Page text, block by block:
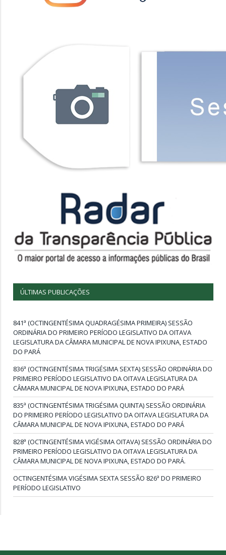
ÚLTIMAS PUBLICAÇÕES
841ª (OCTINGENTÉSIMA QUADRAGÉSIMA PRIMEIRA) SESSÃO
ORDINÁRIA DO PRIMEIRO PERÍODO LEGISLATIVO DA OITAVA
LEGISLATURA DA CÂMARA MUNICIPAL DE NOVA IPIXUNA, ESTADO
DO PARÁ
836ª (OCTINGENTÉSIMA TRIGÉSIMA SEXTA) SESSÃO ORDINÁRIA DO
PRIMEIRO PERÍODO LEGISLATIVO DA OITAVA LEGISLATURA DA
CÂMARA MUNICIPAL DE NOVA IPIXUNA, ESTADO DO PARÁ
835ª (OCTINGENTÉSIMA TRIGÉSIMA QUINTA) SESSÃO ORDINÁRIA
DO PRIMEIRO PERÍODO LEGISLATIVO DA OITAVA LEGISLATURA DA
CÂMARA MUNICIPAL DE NOVA IPIXUNA, ESTADO DO PARÁ
828ª (OCTINGENTÉSIMA VIGÉSIMA OITAVA) SESSÃO ORDINÁRIA DO
PRIMEIRO PERÍODO LEGISLATIVO DA OITAVA LEGISLATURA DA
CÂMARA MUNICIPAL DE NOVA IPIXUNA, ESTADO DO PARÁ.
OCTINGENTÉSIMA VIGÉSIMA SEXTA SESSÃO 826ª DO PRIMEIRO
PERÍODO LEGISLATIVO